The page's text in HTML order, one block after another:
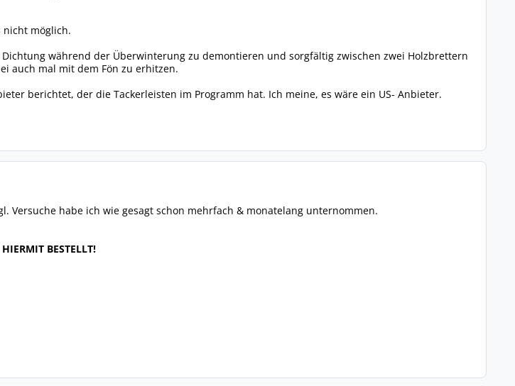
nicht möglich.
während der Überwinterung zu demontieren und sorgfältig zwischen zwei Holzbrettern
auch mal mit dem Fön zu erhitzen.
berichtet, der die Tackerleisten im Programm hat. Ich meine, es wäre ein US- Anbieter.
Versuche habe ich wie gesagt schon mehrfach & monatelang unternommen.
HIERMIT BESTELLT!